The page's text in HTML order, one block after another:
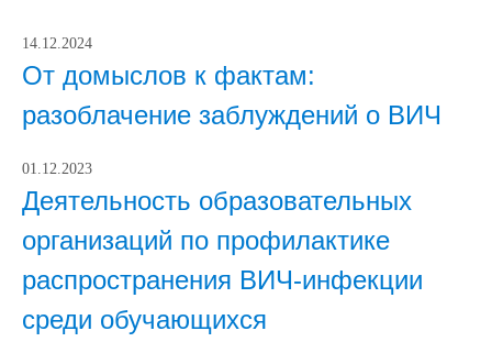
14.12.2024
От домыслов к фактам:
разоблачение заблуждений о ВИЧ
01.12.2023
Деятельность образовательных
организаций по профилактике
распространения ВИЧ-инфекции
среди обучающихся